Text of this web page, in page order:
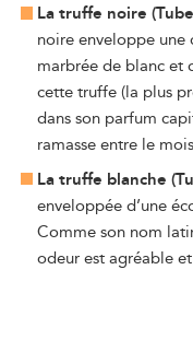
La truffe noire
noire enveloppe
marbrée de blanc et
cette truffe (la plus
dans son parfum
ramasse entre le
La truffe blanche
enveloppée d’une
Comme son nom
odeur est agréable